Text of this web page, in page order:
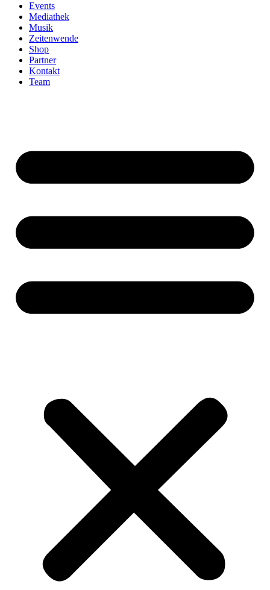
Events
Mediathek
Musik
Zeitenwende
Shop
Partner
Kontakt
Team